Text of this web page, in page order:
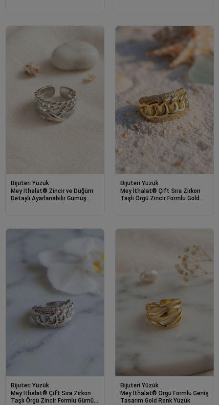
Bijuteri Yüzük
Mey İthalat® Zincir ve Düğüm
Detaylı Ayarlanabilir Gümüş
Bijuteri Yüzük
Mey İthalat® Çift Sıra Zirkon
Taşlı Örgü Zincir Formlu Gold
Bijuteri Yüzük
Mey İthalat® Çift Sıra Zirkon
Taşlı Örgü Zincir Formlu Gümüş
Bijuteri Yüzük
Mey İthalat® Örgü Formlu Geniş
Tasarım Gold Renk Yüzük